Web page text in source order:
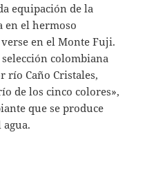
equipación de la
en el hermoso
en el Monte Fuji.
colombiana
Caño Cristales,
de los cinco colores»,
que se produce